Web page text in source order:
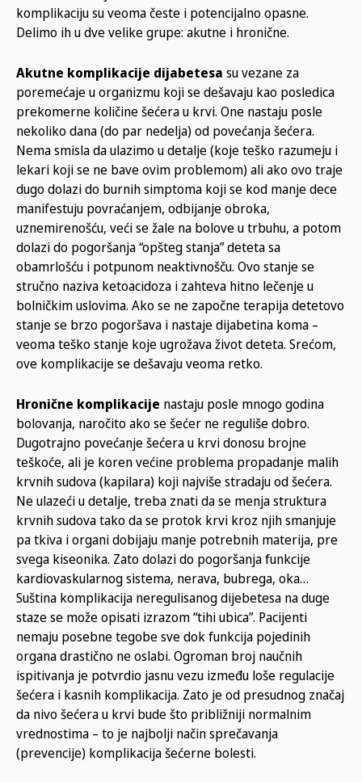
komplikaciju su veoma česte i potencijalno opasne.
Delimo ih u dve velike grupe: akutne i hronične.
Akutne komplikacije dijabetesa su vezane za
poremećaje u organizmu koji se dešavaju kao posledica
prekomerne količine šećera u krvi. One nastaju posle
nekoliko dana (do par nedelja) od povećanja šećera.
Nema smisla da ulazimo u detalje (koje teško razumeju i
lekari koji se ne bave ovim problemom) ali ako ovo traje
dugo dolazi do burnih simptoma koji se kod manje dece
manifestuju povraćanjem, odbijanje obroka,
uznemirenošću, veći se žale na bolove u trbuhu, a potom
dolazi do pogoršanja “opšteg stanja” deteta sa
obamrlošću i potpunom neaktivnošču. Ovo stanje se
stručno naziva ketoacidoza i zahteva hitno lečenje u
bolničkim uslovima. Ako se ne započne terapija detetovo
stanje se brzo pogoršava i nastaje dijabetina koma –
veoma teško stanje koje ugrožava život deteta. Srećom,
ove komplikacije se dešavaju veoma retko.
Hronične komplikacije nastaju posle mnogo godina
bolovanja, naročito ako se šećer ne reguliše dobro.
Dugotrajno povećanje šećera u krvi donosu brojne
teškoće, ali je koren većine problema propadanje malih
krvnih sudova (kapilara) koji najviše stradaju od šećera.
Ne ulazeći u detalje, treba znati da se menja struktura
krvnih sudova tako da se protok krvi kroz njih smanjuje
pa tkiva i organi dobijaju manje potrebnih materija, pre
svega kiseonika. Zato dolazi do pogoršanja funkcije
kardiovaskularnog sistema, nerava, bubrega, oka…
Suština komplikacija neregulisanog dijebetesa na duge
staze se može opisati izrazom “tihi ubica”. Pacijenti
nemaju posebne tegobe sve dok funkcija pojedinih
organa drastično ne oslabi. Ogroman broj naučnih
ispitivanja je potvrdio jasnu vezu između loše regulacije
šećera i kasnih komplikacija. Zato je od presudnog značaj
da nivo šećera u krvi bude što približniji normalnim
vrednostima – to je najbolji način sprečavanja
(prevencije) komplikacija šećerne bolesti.